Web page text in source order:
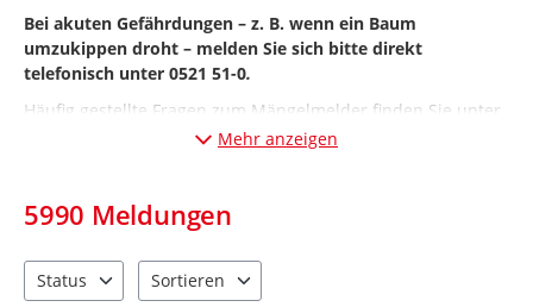
Bei akuten Gefährdungen – z. B. wenn ein Baum
umzukippen droht – melden Sie sich bitte direkt
telefonisch unter 0521 51-0.
Häufig gestellte Fragen zum Mängelmelder finden Sie unter
„Informationen“ (Desktop-Ansicht: links; Mobil-Ansicht:
Mehr anzeigen
5990 Meldungen
Status
Sortieren